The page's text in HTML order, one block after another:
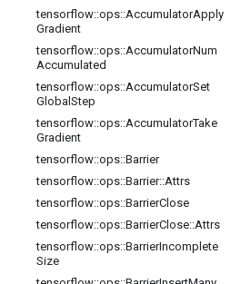
tensorflow::ops::AccumulatorApply
Gradient
tensorflow::ops::AccumulatorNum
Accumulated
tensorflow::ops::AccumulatorSet
Global Step
tensorflow::ops::AccumulatorTake
Gradient
tensorflow::ops::Barrier
tensorflow::ops::Barrier::Attrs
tensorflow::ops::BarrierClose
tensorflow::ops::BarrierClose::Attrs
tensorflow::ops::BarrierIncomplete
Size